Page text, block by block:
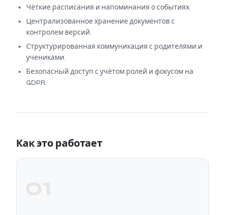
Чёткие расписания и напоминания о событиях.
Централизованное хранение документов с
контролем версий.
Структурированная коммуникация с родителями и
учениками.
Безопасный доступ с учётом ролей и фокусом на
GDPR.
Как это работает